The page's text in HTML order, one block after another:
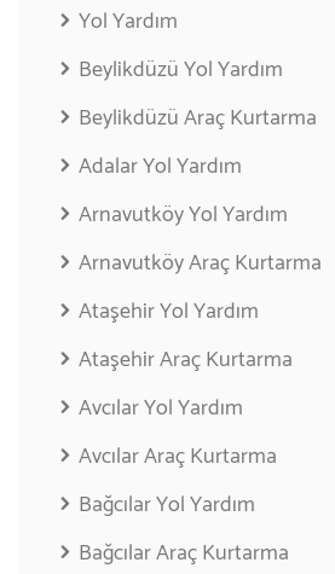
Yol Yardım
Beylikdüzü Yol Yardım
Beylikdüzü Araç Kurtarma
Adalar Yol Yardım
Arnavutköy Yol Yardım
Arnavutköy Araç Kurtarma
Ataşehir Yol Yardım
Ataşehir Araç Kurtarma
Avcılar Yol Yardım
Avcılar Araç Kurtarma
Bağcılar Yol Yardım
Bağcılar Araç Kurtarma